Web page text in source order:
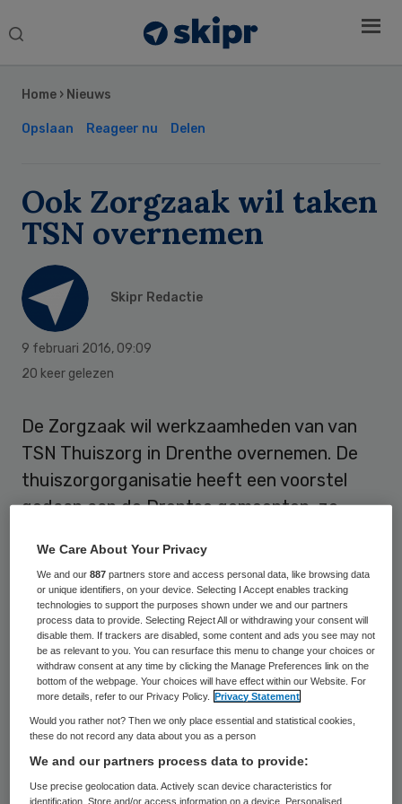
Search
Home › Nieuws
Opslaan Reageer nu Delen
Ook Zorgzaak wil taken
TSN overnemen
Skipr Redactie
9 februari 2016, 09:09
20 keer gelezen
De Zorgzaak wil werkzaamheden van van
TSN Thuiszorg in Drenthe overnemen. De
thuiszorgorganisatie heeft een voorstel
gedaan aan de Drentse gemeenten, zo
deed maandag al een voorstel om zo’n
driekwart van de taken en het personeel
van TSN over te nemen.
Gemeenten zijn nu aan zet. Zij moeten
bepalen met welke partij zij in zee gaan.
Directeur Ruud Slot van De Zorgzaak denkt
een samenwerking tussen zorgaanbieders
en gemeenten te kunnen bewerkstelligen,
zonder dat er financiële steun van de
Sidebar
We Care About Your Privacy
We and our887 partners store and access personal data, like browsing data
or unique identifiers, on your device. Selecting I Accept enables tracking
technologies to support the purposes shown under we and our partners
process data to provide. Selecting Reject All or withdrawing your consent will
disable them. If trackers are disabled, some content and ads you see may not
be as relevant to you. You can resurface this menu to change your choices or
withdraw consent at any time by clicking the Manage Preferences link on the
bottom of the webpage. Your choices will have effect within our Website. For
more details, refer to our Privacy Policy.
Privacy Statement
Would you rather not? Then we only place essential and statistical cookies,
these do not record any data about you as a person
We and our partners process data to provide:
Use precise geolocation data. Actively scan device characteristics for
identification. Store and/or access information on a device. Personalised